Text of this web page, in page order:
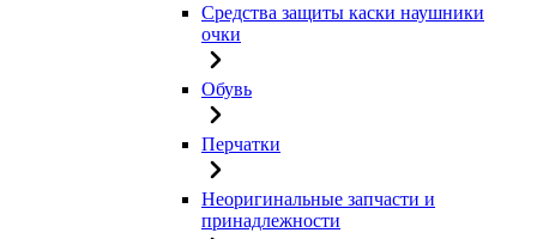
Средства защиты каски наушники
очки
Обувь
Перчатки
Неоригинальные запчасти и
принадлежности